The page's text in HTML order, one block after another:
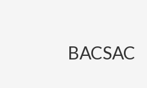
BACSAC